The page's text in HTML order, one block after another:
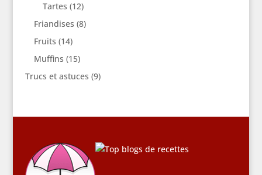
Tartes (12)
Friandises (8)
Fruits (14)
Muffins (15)
Trucs et astuces (9)